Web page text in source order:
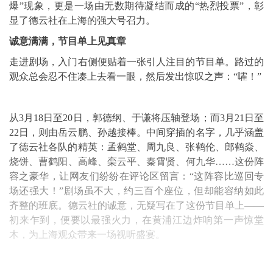
爆”现象，更是一场由无数期待凝结而成的“热烈投票”，彰
显了德云社在上海的强大号召力。
诚意满满，节目单上见真章
走进剧场，入门右侧便贴着一张引人注目的节目单。路过的
观众总会忍不住凑上去看一眼，然后发出惊叹之声：“嚯！”
从3月18日至20日，郭德纲、于谦将压轴登场；而3月21日至
22日，则由岳云鹏、孙越接棒。中间穿插的名字，几乎涵盖
了德云社各队的精英：孟鹤堂、周九良、张鹤伦、郎鹤焱、
烧饼、曹鹤阳、高峰、栾云平、秦霄贤、何九华……这份阵
容之豪华，让网友们纷纷在评论区留言：“这阵容比巡回专
场还强大！”剧场虽不大，约三百个座位，但却能容纳如此
齐整的班底。德云社的诚意，无疑写在了这份节目单上——
初来乍到，便要以最强火力，在黄浦江边炸响第一声惊堂
木，为上海观众带来一场视听盛宴。